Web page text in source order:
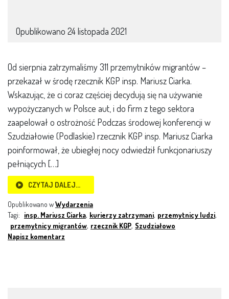
Opublikowano 24 listopada 2021
Od sierpnia zatrzymaliśmy 311 przemytników migrantów –
przekazał w środę rzecznik KGP insp. Mariusz Ciarka.
Wskazując, że ci coraz częściej decydują się na używanie
wypożyczanych w Polsce aut, i do firm z tego sektora
zaapelował o ostrożność Podczas środowej konferencji w
Szudziałowie (Podlaskie) rzecznik KGP insp. Mariusz Ciarka
poinformował, że ubiegłej nocy odwiedził funkcjonariuszy
pełniących […]
CZYTAJ DALEJ…
Opublikowano wWydarzenia
Tagi: insp. Mariusz Ciarka, kurierzy zatrzymani, przemytnicy ludzi,
przemytnicy migrantów, rzecznik KGP, Szudziałowo
Napisz komentarz